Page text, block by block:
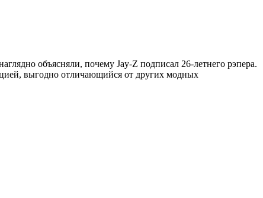
объясняли, почему Jay-Z подписал 26-летнего рэпера.
выгодно отличающийся от других модных